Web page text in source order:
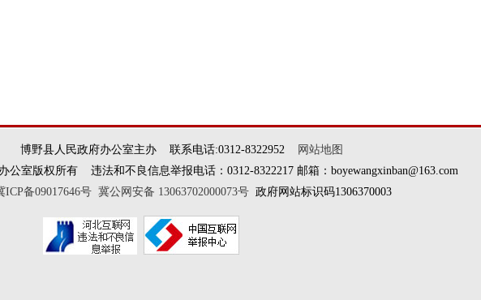
博野县人民政府办公室主办 联系电话:0312-8322952
网站地图
室版权所有 违法和不良信息举报电话：0312-8322217 邮箱：boyewangxinban@163.com
ICP备09017646号 冀公网安备 13063702000073号 政府网站标识码1306370003